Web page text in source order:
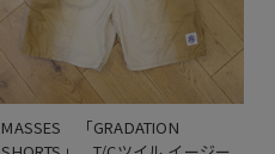
MASSES　「GRADATION